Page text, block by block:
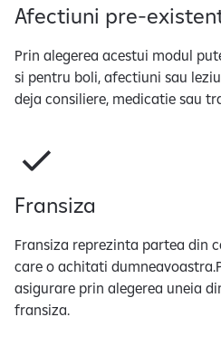
Afectiuni pre-
Prin alegerea acestui modul
si pentru boli, afectiuni sau
deja consiliere, medicatie sau
Fransiza
Fransiza reprezinta partea din
care o achitati
asigurare prin alegerea uneia
fransiza.